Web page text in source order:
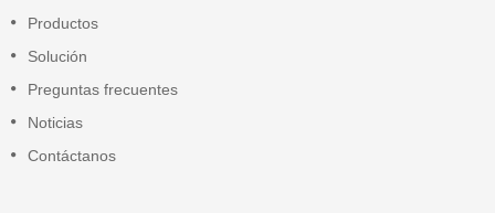
Productos
Solución
Preguntas frecuentes
Noticias
Contáctanos